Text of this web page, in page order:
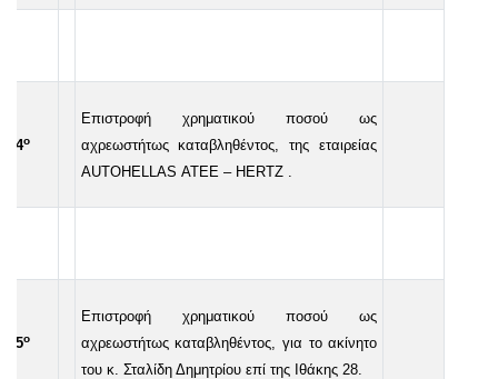
34ο
Επιστροφή χρηματικού ποσού ως
αχρεωστήτως καταβληθέντος, της εταιρείας
AUTOHELLAS ΑΤΕΕ – HERTZ.
35ο
Επιστροφή χρηματικού ποσού ως
αχρεωστήτως καταβληθέντος, για το ακίνητο
του κ. Σταλίδη Δημητρίου επί της Ιθάκης 28.